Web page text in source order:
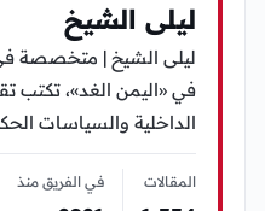
ليلى الشيخ
ليلى الشيخ | متخصصة
في «اليمن الغد»، تكتب
الداخلية والسياسات
المقالات في الفريق منذ